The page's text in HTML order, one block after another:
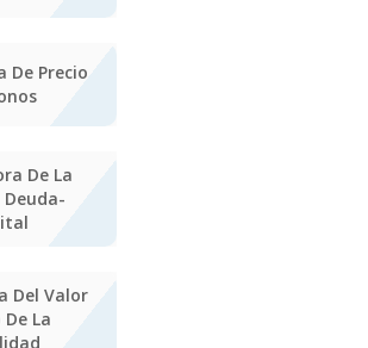
De Precio
De La
Deuda-
Del Valor
La